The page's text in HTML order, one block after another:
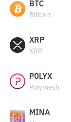
BTC
Bitcoin
XRP
XRP
POLYX
Polymesh
MINA